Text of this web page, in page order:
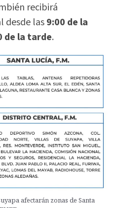
recibirá
desde las9:00 de la
de la tarde.
afectarán zonas de Santa